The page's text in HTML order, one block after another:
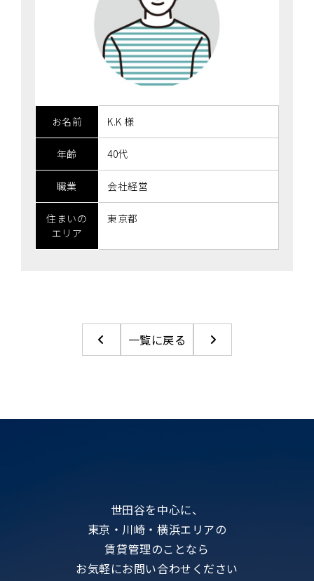
お名前 K.K 様
年齢 40代
職業 会社経営
住まいの
エリア
東京都
一覧に戻る
世田谷を中心に、
東京・川崎・横浜エリアの
賃貸管理のことなら
お気軽にお問い合わせください